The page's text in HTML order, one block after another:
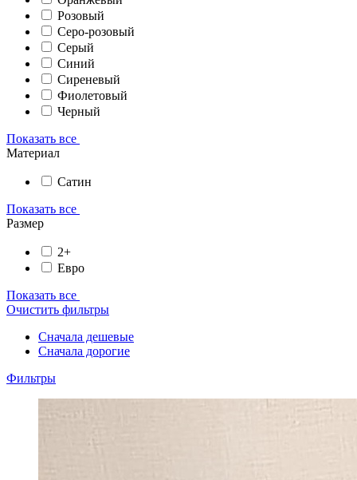
Розовый
Серо-розовый
Серый
Синий
Сиреневый
Фиолетовый
Черный
Показать все
Материал
Сатин
Показать все
Размер
2+
Евро
Показать все
Очистить фильтры
Сначала дешевые
Сначала дорогие
Фильтры